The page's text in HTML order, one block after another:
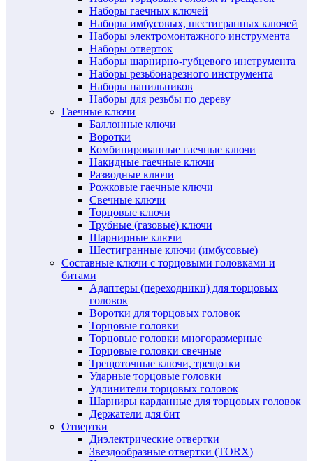
Наборы гаечных ключей
Наборы имбусовых, шестигранных ключей
Наборы электромонтажного инструмента
Наборы отверток
Наборы шарнирно-губцевого инструмента
Наборы резьбонарезного инструмента
Наборы напильников
Наборы для резьбы по дереву
Гаечные ключи
Баллонные ключи
Воротки
Комбинированные гаечные ключи
Накидные гаечные ключи
Разводные ключи
Рожковые гаечные ключи
Свечные ключи
Торцовые ключи
Трубные (газовые) ключи
Шарнирные ключи
Шестигранные ключи (имбусовые)
Составные ключи с торцовыми головками и
битами
Адаптеры (переходники) для торцовых
головок
Воротки для торцовых головок
Торцовые головки
Торцовые головки многоразмерные
Торцовые головки свечные
Трещоточные ключи, трещотки
Ударные торцовые головки
Удлинители торцовых головок
Шарниры карданные для торцовых головок
Держатели для бит
Отвертки
Диэлектрические отвертки
Звездообразные отвертки (TORX)